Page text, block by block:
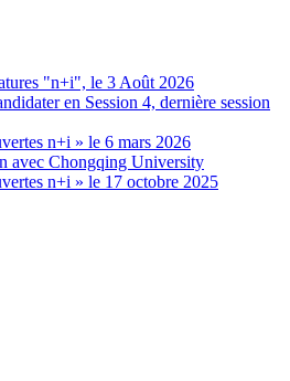
"n+i", le 3 Août 2026
en Session 4, dernière session
n+i » le 6 mars 2026
avec Chongqing University
n+i » le 17 octobre 2025